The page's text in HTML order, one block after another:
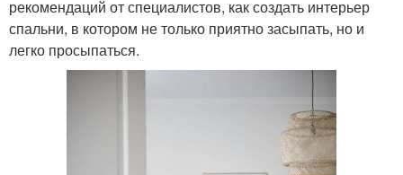
рекомендаций от специалистов, как создать интерьер
спальни, в котором не только приятно засыпать, но и
легко просыпаться.